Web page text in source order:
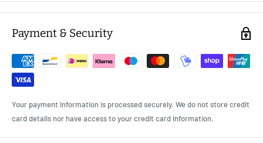
Payment & Security
Your payment information is processed securely. We do not store credit
card details nor have access to your credit card information.